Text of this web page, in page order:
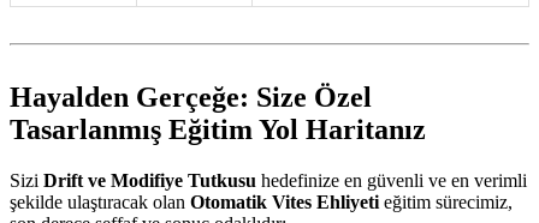
Hayalden Gerçeğe: Size Özel
Tasarlanmış Eğitim Yol Haritanız
Sizi Drift ve Modifiye Tutkusu hedefinize en güvenli ve en verimli
şekilde ulaştıracak olan Otomatik Vites Ehliyeti eğitim sürecimiz,